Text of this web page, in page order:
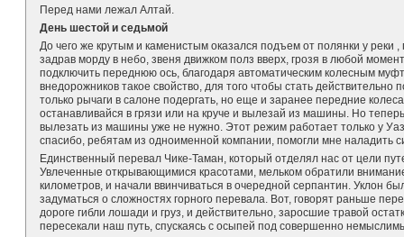
Перед нами лежал Алтай.
День шестой и седьмой
До чего же крутым и каменистым оказался подъем от полянки у реки
задрав морду в небо, звеня движком полз вверх, грозя в любой
подключить переднюю ось, благодаря автоматическим колесным
внедорожников такое свойство, для того чтобы стать
только рычаги в салоне подергать, но еще и заранее передние
останавливайся в грязи или на круче и вылезай из машины. Но
вылезать из машины уже не нужно. Этот режим работает только у
спасибо, ребятам из одноименной компании, помогли мне наладить
Единственный перевал Чике-Таман, который отделял нас от цели
Увлеченные открывающимися красотами, мельком обратили
километров, и начали ввинчиваться в очередной серпантин. Уклон
задуматься о сложностях горного перевала. Вот, говорят раньше
дороге гибли лошади и груз, и действительно, заросшие травой
пересекали наш путь, спускаясь с осыпей под совершенно